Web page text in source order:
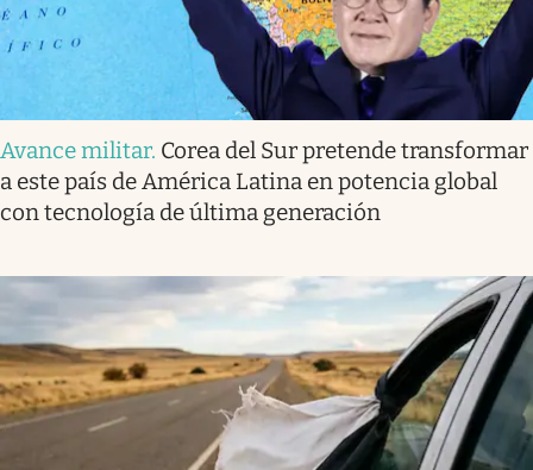
Avance militar. Corea del Sur pretende transformar
a este país de América Latina en potencia global
con tecnología de última generación